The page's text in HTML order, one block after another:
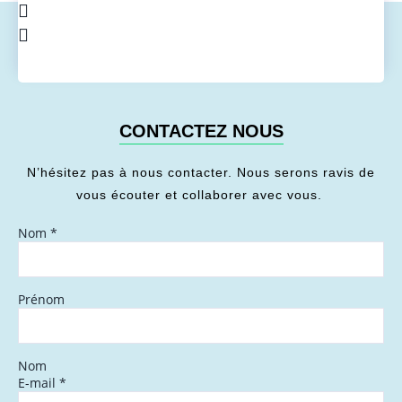
CONTACTEZ NOUS
N’hésitez pas à nous contacter. Nous serons ravis de
vous écouter et collaborer avec vous.
Nom *
Prénom
Nom
E-mail *